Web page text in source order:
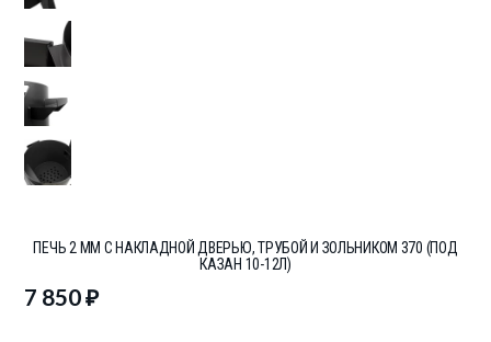
ПЕЧЬ 2 ММ С НАКЛАДНОЙ ДВЕРЬЮ, ТРУБОЙ И ЗОЛЬНИКОМ 370 (ПОД
КАЗАН 10-12Л)
7 850₽